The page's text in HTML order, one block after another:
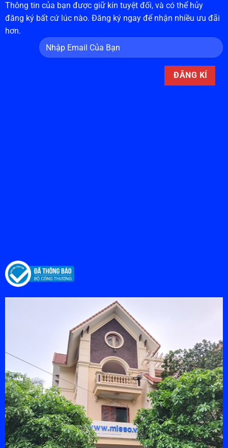
Thông tin của bạn được giữ kín tuyệt đối, và có thể hủy
đăng ký bất cứ lúc nào. Đăng ký ngay để nhận nhiều ưu đãi
hơn.